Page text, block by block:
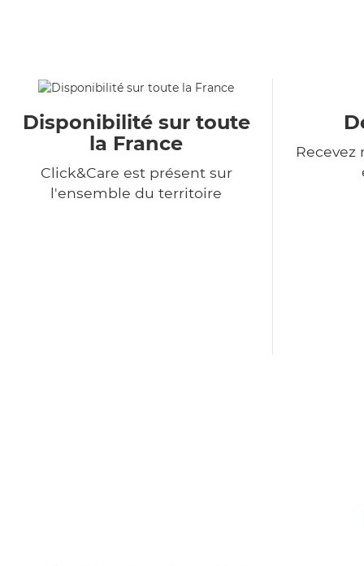
Disponibilité sur toute
la France
Click&Care est présent sur
l'ensemble du territoire
Recevez